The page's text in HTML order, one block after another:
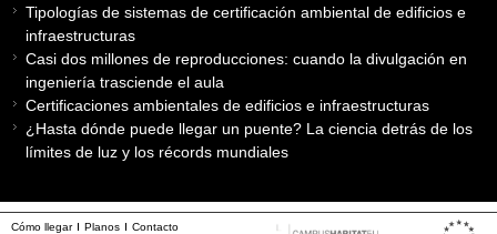
Tipologías de sistemas de certificación ambiental de edificios e
infraestructuras
Casi dos millones de reproducciones: cuando la divulgación en
ingeniería trasciende el aula
Certificaciones ambientales de edificios e infraestructuras
¿Hasta dónde puede llegar un puente? La ciencia detrás de los
límites de luz y los récords mundiales
Cómo llegar Planos
Contacto